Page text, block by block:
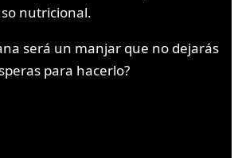
nutricional.
será un manjar que no dejarás
para hacerlo?